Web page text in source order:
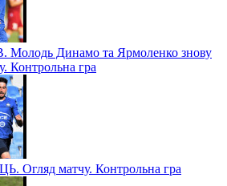
Динамо та Ярмоленко знову
Контрольна гра
матчу. Контрольна гра